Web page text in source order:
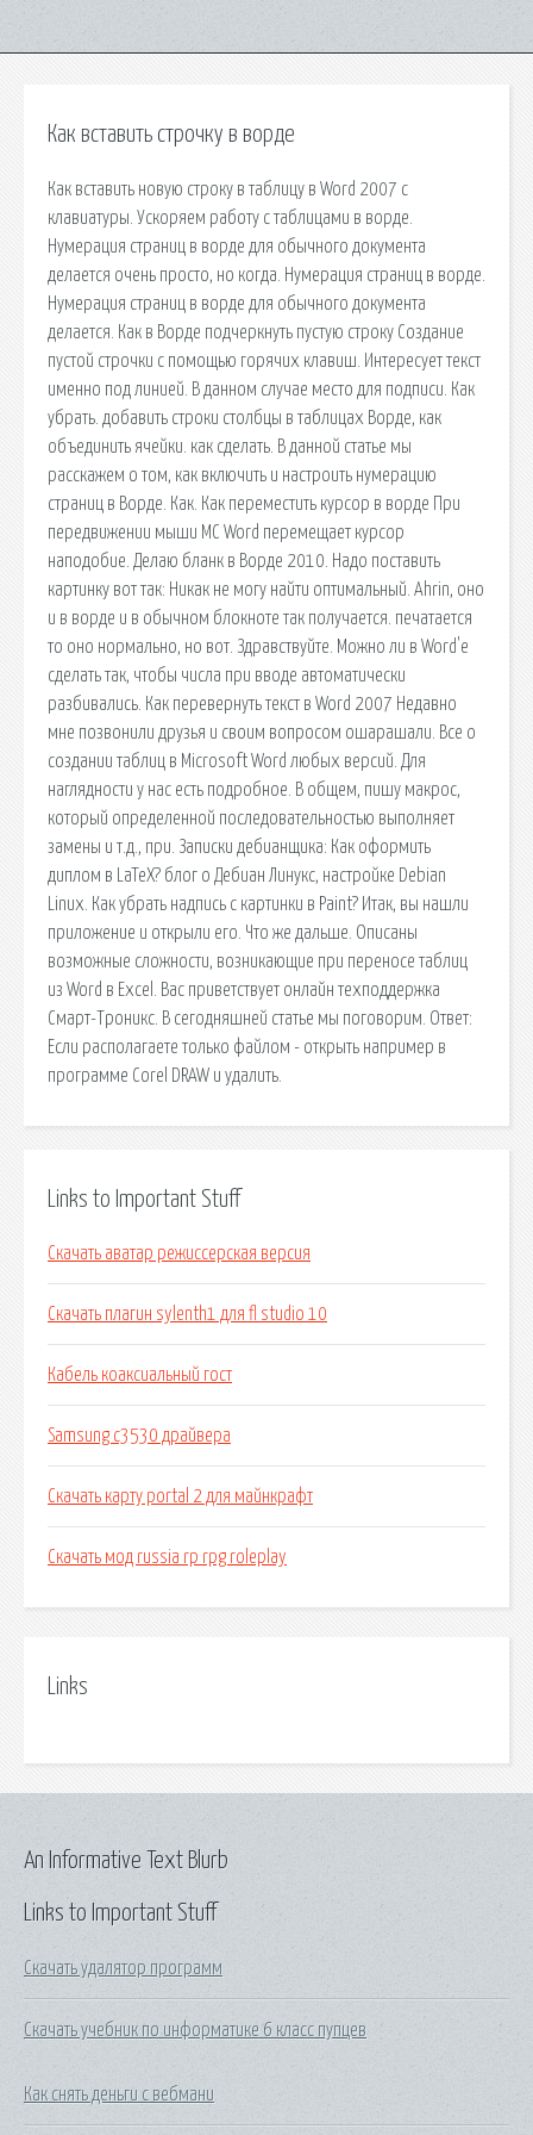
Как вставить строчку в ворде
Как вставить новую строку в таблицу в Word 2007 с
клавиатуры. Ускоряем работу с таблицами в ворде.
Нумерация страниц в ворде для обычного документа
делается очень просто, но когда. Нумерация страниц в ворде.
Нумерация страниц в ворде для обычного документа
делается. Как в Ворде подчеркнуть пустую строку Создание
пустой строчки с помощью горячих клавиш. Интересует текст
именно под линией. В данном случае место для подписи. Как
убрать. добавить строки столбцы в таблицах Ворде, как
объединить ячейки. как сделать. В данной статье мы
расскажем о том, как включить и настроить нумерацию
страниц в Ворде. Как. Как переместить курсор в ворде При
передвижении мыши MC Word перемещает курсор
наподобие. Делаю бланк в Ворде 2010. Надо поставить
картинку вот так: Никак не могу найти оптимальный. Ahrin, оно
и в ворде и в обычном блокноте так получается. печатается
то оно нормально, но вот. Здравствуйте. Можно ли в Word'е
сделать так, чтобы числа при вводе автоматически
разбивались. Как перевернуть текст в Word 2007 Недавно
мне позвонили друзья и своим вопросом ошарашали. Все о
создании таблиц в Microsoft Word любых версий. Для
наглядности у нас есть подробное. В общем, пишу макрос,
который определенной последовательностью выполняет
замены и т.д., при. Записки дебианщика: Как оформить
диплом в LaTeX? блог о Дебиан Линукс, настройке Debian
Linux. Как убрать надпись с картинки в Paint? Итак, вы нашли
приложение и открыли его. Что же дальше. Описаны
возможные сложности, возникающие при переносе таблиц
из Word в Excel. Вас приветствует онлайн техподдержка
Смарт-Троникс. В сегодняшней статье мы поговорим. Ответ:
Если располагаете только файлом - открыть например в
программе Corel DRAW и удалить.
Links to Important Stuff
Скачать аватар режиссерская версия
Скачать плагин sylenth1 для fl studio 10
Кабель коаксиальный гост
Samsung c3530 драйвера
Скачать карту portal 2 для майнкрафт
Скачать мод russia rp rpg roleplay
Links
Links to Important Stuff
Скачать удалятор программ
Скачать учебник по информатике 6 класс пупцев
Как снять деньги с вебмани
An Informative Text Blurb